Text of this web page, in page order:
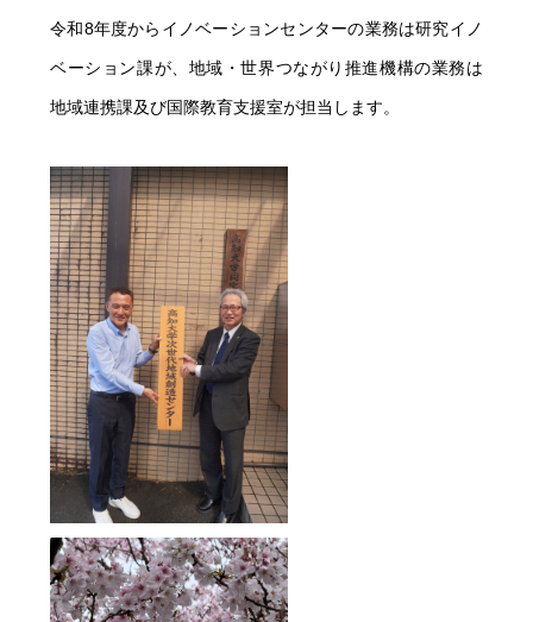
令和8年度からイノベーションセンターの業務は研究イノ
ベーション課が、地域・世界つながり推進機構の業務は
地域連携課及び国際教育支援室が担当します。